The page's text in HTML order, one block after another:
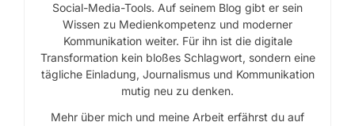
Social-Media-Tools. Auf seinem Blog gibt er sein
Wissen zu Medienkompetenz und moderner
Kommunikation weiter. Für ihn ist die digitale
Transformation kein bloßes Schlagwort, sondern eine
tägliche Einladung, Journalismus und Kommunikation
mutig neu zu denken.
Mehr über mich und meine Arbeit erfährst du auf